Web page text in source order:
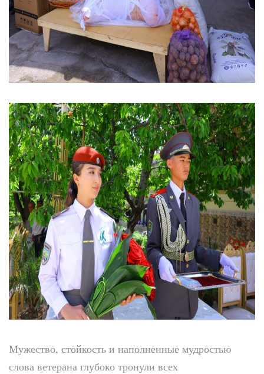
Мужество, стойкость и наполненные мудростью
слова ветерана глубоко тронули всех